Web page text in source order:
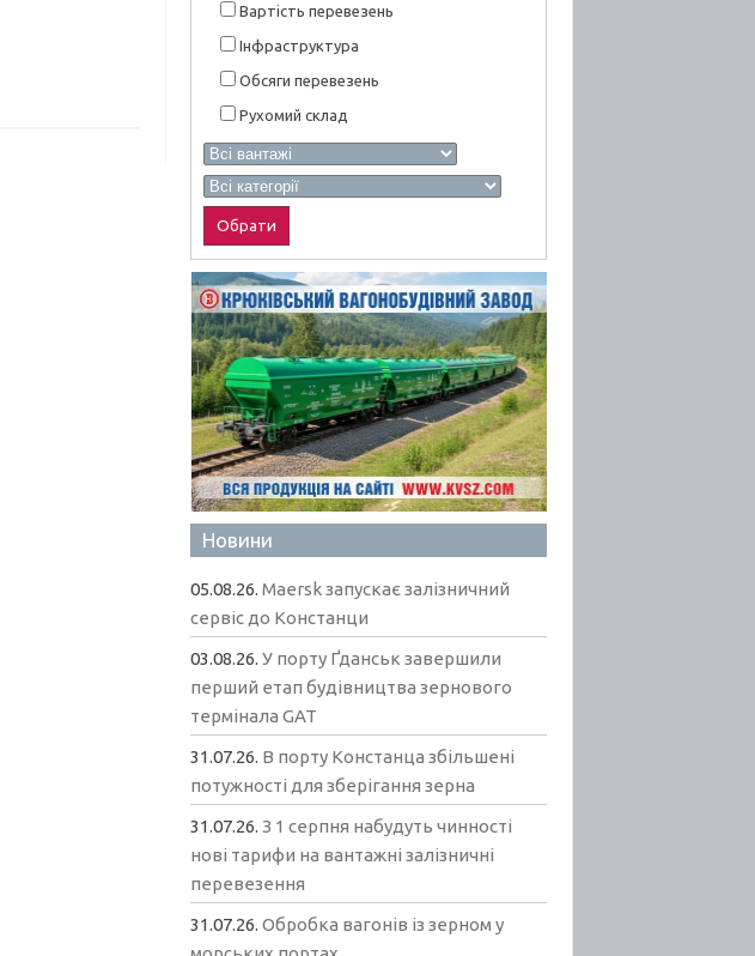
Вартiсть перевезень
Інфраструктура
Обсяги перевезень
Рухомий склад
Новини
05.08.26.Maersk запускає залізничний
сервіс до Констанци
03.08.26.У порту Ґданськ завершили
перший етап будівництва зернового
термінала GAT
31.07.26. В порту Констанца збільшені
потужності для зберігання зерна
31.07.26.З 1 серпня набудуть чинності
нові тарифи на вантажні залізничні
перевезення
31.07.26.Обробка вагонів із зерном у